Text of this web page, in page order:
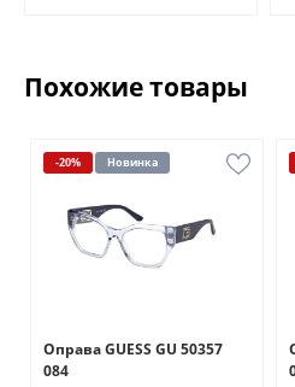
Похожие товары
-20% Новинка
Оправа GUESS GU 50357
084